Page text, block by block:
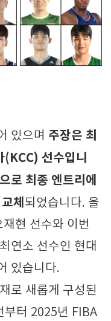
있으며 주장은 최
선수입니
로 최종 엔트리에
체 되었습니다. 올
현 선수와 이번
연소 선수인 현대
있습니다.
로 새롭게 구성된
부터 2025년 FIBA